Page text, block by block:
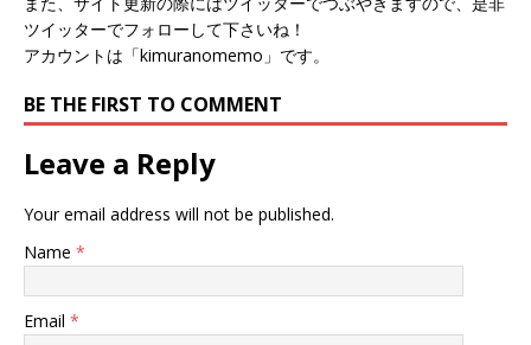
ツイッターでフォローして下さいね！
アカウントは「kimuranomemo」です。
BE THE FIRST TO COMMENT
Leave a Reply
Your email address will not be published.
Name *
Email *